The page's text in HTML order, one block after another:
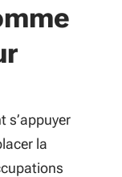
s’appuyer
la